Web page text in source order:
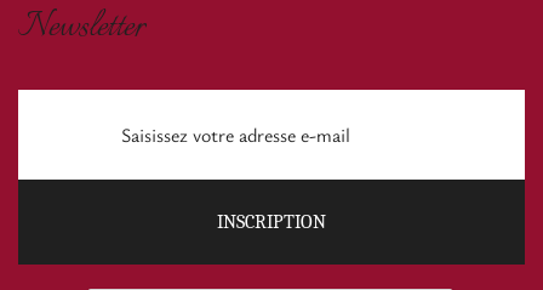
Newsletter